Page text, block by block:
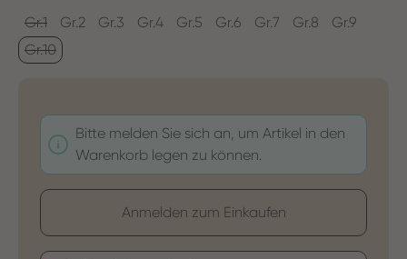
Gr.1
Gr.2 Gr.3 Gr.4 Gr.5 Gr.6 Gr.7 Gr.8
Gr.9
Gr.10
Bitte melden Sie sich an, um Artikel in den
Warenkorb legen zu können.
Anmelden zum Einkaufen